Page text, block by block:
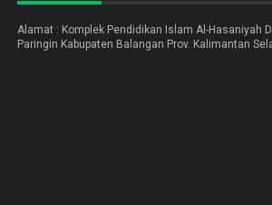
Alamat : Komplek Pendidikan Islam Al-Hasaniyah
Paringin Kabupaten Balangan Prov. Kalimantan